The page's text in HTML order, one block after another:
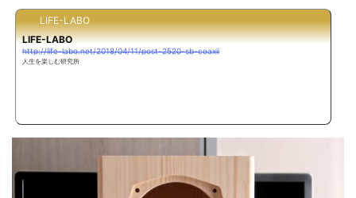
LIFE-LABO
LIFE-LABO
http://life-labo.net/2018/04/11/post-2520-sb-coaxii
人生を楽しむ研究所